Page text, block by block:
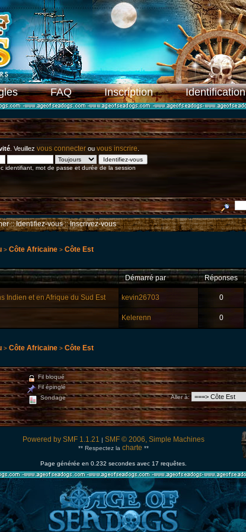
FAQ Inscription Identification
. Veuillez vous connecter ou vous inscrire
identifiant, mot de passe et durée de la session
::Identifiez-vous::Inscrivez-vous
> Côte Africaine > Côte Est
Démarré par Réponses
Indien et en Afrique du Sud Est kevin26703 0
Kelerenn 0
> Côte Africaine > Côte Est
Fil bloqué
Fil épinglé
Sondage
Aller à:
Powered by SMF 1.1.21 | SMF © 2006, Simple Machines
** Respectez la charte **
Page générée en 0.232 secondes avec 17 requêtes.